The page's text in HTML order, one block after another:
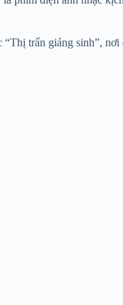
trấn giáng sinh”,